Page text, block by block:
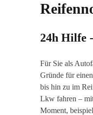
24h Hilfe
Für Sie als
Gründe für
bis hin zu im
Lkw fahren –
Moment,